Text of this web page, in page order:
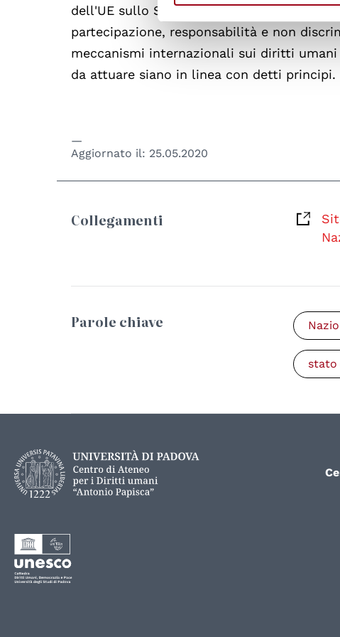
dell'UE sullo Stato di diritto rispetti i
partecipazione, responsabilità e non
meccanismi internazionali sui diritti
da attuare siano in linea con detti principi.
Aggiornato il: 25.05.2020
Collegamenti
Parole chiave